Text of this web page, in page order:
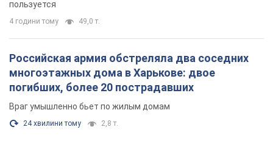
пользуется
4 години тому 49,0 т.
Российская армия обстреляла два соседних
многоэтажных дома в Харькове: двое
погибших, более 20 пострадавших
Враг умышленно бьет по жилым домам
24 хвилини тому 2,8 т.